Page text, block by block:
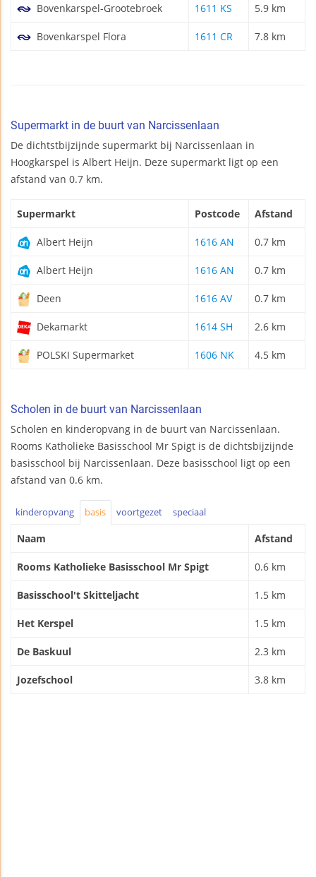
Bovenkarspel-Grootebroek 1611 KS 5.9 km
Bovenkarspel Flora 1611 CR 7.8 km
Supermarkt in de buurt van Narcissenlaan
De dichtstbijzijnde supermarkt bij Narcissenlaan in
Hoogkarspel is Albert Heijn. Deze supermarkt ligt op een
afstand van 0.7 km.
Supermarkt Postcode Afstand
Albert Heijn 1616 AN 0.7 km
Albert Heijn 1616 AN 0.7 km
Deen 1616 AV 0.7 km
Dekamarkt 1614 SH 2.6 km
POLSKI Supermarket 1606 NK 4.5 km
Scholen in de buurt van Narcissenlaan
Scholen en kinderopvang in de buurt van Narcissenlaan.
Rooms Katholieke Basisschool Mr Spigt is de dichtsbijzijnde
basisschool bij Narcissenlaan. Deze basisschool ligt op een
afstand van 0.6 km.
kinderopvang basis voortgezet speciaal
Naam Afstand
Rooms Katholieke Basisschool Mr Spigt 0.6 km
Basisschool't Skitteljacht 1.5 km
Het Kerspel 1.5 km
De Baskuul 2.3 km
Jozefschool 3.8 km